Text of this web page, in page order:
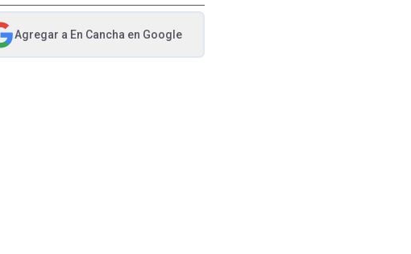
Agregar a En Cancha en Google
en nueva pestaña